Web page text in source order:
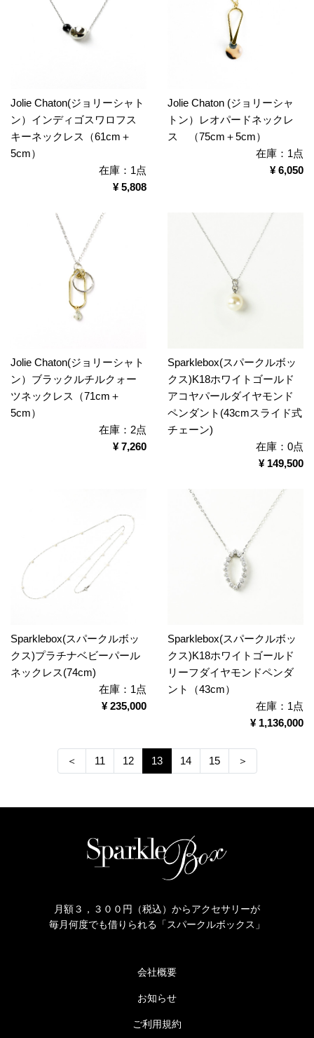
Jolie Chaton(ジョリーシャト
ン）インディゴスワロフス
キーネックレス（61cm＋
5cm）
在庫：1点
¥ 5,808
Jolie Chaton (ジョリーシャ
トン）レオパードネックレ
ス （75cm＋5cm）
在庫：1点
¥ 6,050
Jolie Chaton(ジョリーシャト
ン）ブラックルチルクォー
ツネックレス（71cm＋
5cm）
在庫：2点
¥ 7,260
Sparklebox(スパークルボッ
クス)K18ホワイトゴールド
アコヤパールダイヤモンド
ペンダント(43cmスライド式
チェーン)
在庫：0点
¥ 149,500
Sparklebox(スパークルボッ
クス)プラチナベビーパール
ネックレス(74cm)
在庫：1点
¥ 235,000
Sparklebox(スパークルボッ
クス)K18ホワイトゴールド
リーフダイヤモンドペンダ
ント（43cm）
在庫：1点
¥ 1,136,000
＜ 11 12 13 14 15 ＞
月額３，３００円（税込）からアクセサリーが
毎月何度でも借りられる「スパークルボックス」
会社概要
お知らせ
ご利用規約